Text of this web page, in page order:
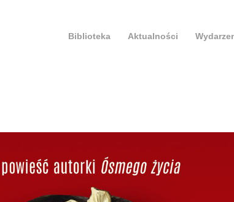
Biblioteka Aktualności